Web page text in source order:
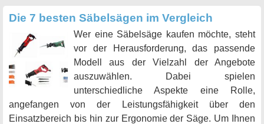
Die 7 besten Säbelsägen im Vergleich
Wer eine Säbelsäge kaufen möchte, steht
vor der Herausforderung, das passende
Modell aus der Vielzahl der Angebote
auszuwählen. Dabei spielen
unterschiedliche Aspekte eine Rolle,
angefangen von der Leistungsfähigkeit über den
Einsatzbereich bis hin zur Ergonomie der Säge. Um Ihnen